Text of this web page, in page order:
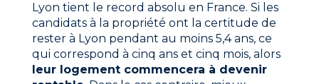
Lyon tient le record absolu en France. Si les
candidats à la propriété ont la certitude de
rester à Lyon pendant au moins 5,4 ans, ce
qui correspond à cinq ans et cinq mois, alors
leur logement commencera à devenir